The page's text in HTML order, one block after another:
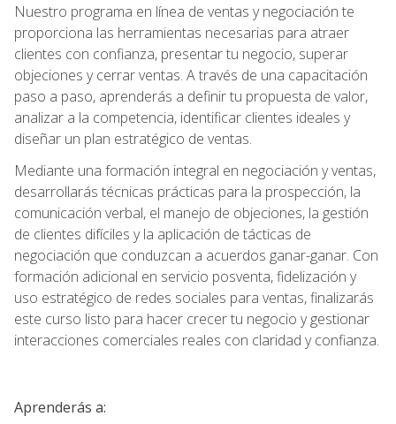
Nuestro programa en línea de ventas y negociación te
proporciona las herramientas necesarias para atraer
clientes con confianza, presentar tu negocio, superar
objeciones y cerrar ventas. A través de una capacitación
paso a paso, aprenderás a definir tu propuesta de valor,
analizar a la competencia, identificar clientes ideales y
diseñar un plan estratégico de ventas.
Mediante una formación integral en negociación y ventas,
desarrollarás técnicas prácticas para la prospección, la
comunicación verbal, el manejo de objeciones, la gestión
de clientes difíciles y la aplicación de tácticas de
negociación que conduzcan a acuerdos ganar-ganar. Con
formación adicional en servicio posventa, fidelización y
uso estratégico de redes sociales para ventas, finalizarás
este curso listo para hacer crecer tu negocio y gestionar
interacciones comerciales reales con claridad y confianza.
Aprenderás a: